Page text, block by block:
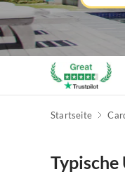
Startseite